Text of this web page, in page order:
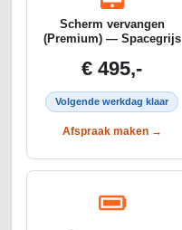
Scherm vervangen
(Premium) — Spacegrijs
€ 495,-
Volgende werkdag klaar
Afspraak maken →